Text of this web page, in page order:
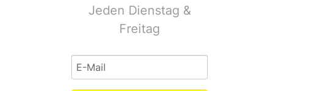
Jeden Dienstag &
Freitag